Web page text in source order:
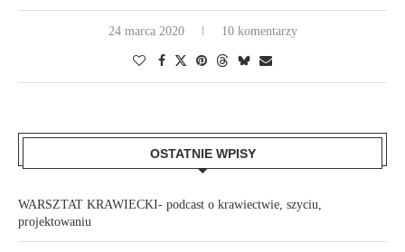
24 marca 2020 10 komentarzy
OSTATNIE WPISY
WARSZTAT KRAWIECKI- podcast o krawiectwie, szyciu,
projektowaniu